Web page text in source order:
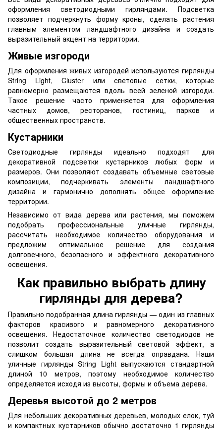
оформления светодиодными гирляндами. Подсветка
позволяет подчеркнуть форму кроны, сделать растения
главным элементом ландшафтного дизайна и создать
выразительный акцент на территории.
Живые изгороди
Для оформления живых изгородей используются гирлянды
String Light, Cluster или световые сетки, которые
равномерно размещаются вдоль всей зеленой изгороди.
Такое решение часто применяется для оформления
частных домов, ресторанов, гостиниц, парков и
общественных пространств.
Кустарники
Светодиодные гирлянды идеально подходят для
декоративной подсветки кустарников любых форм и
размеров. Они позволяют создавать объемные световые
композиции, подчеркивать элементы ландшафтного
дизайна и гармонично дополнять общее оформление
территории.
Независимо от вида дерева или растения, мы поможем
подобрать профессиональные уличные гирлянды,
рассчитать необходимое количество оборудования и
предложим оптимальное решение для создания
долговечного, безопасного и эффектного декоративного
освещения.
Как правильно выбрать длину
гирлянды для дерева?
Правильно подобранная длина гирлянды — один из главных
факторов красивого и равномерного декоративного
освещения. Недостаточное количество светодиодов не
позволит создать выразительный световой эффект, а
слишком большая длина не всегда оправдана. Наши
уличные гирлянды String Light выпускаются стандартной
длиной 10 метров, поэтому необходимое количество
определяется исходя из высоты, формы и объема дерева.
Деревья высотой до 2 метров
Для небольших декоративных деревьев, молодых елок, туй
и компактных кустарников обычно достаточно 1 гирлянды